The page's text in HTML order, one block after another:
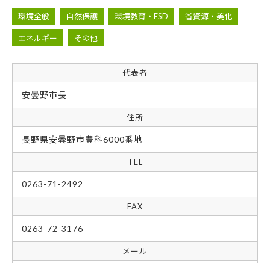
環境全般 自然保護 環境教育・ESD 省資源・美化
エネルギー その他
代表者
安曇野市長
住所
長野県安曇野市豊科6000番地
TEL
0263-71-2492
FAX
0263-72-3176
メール